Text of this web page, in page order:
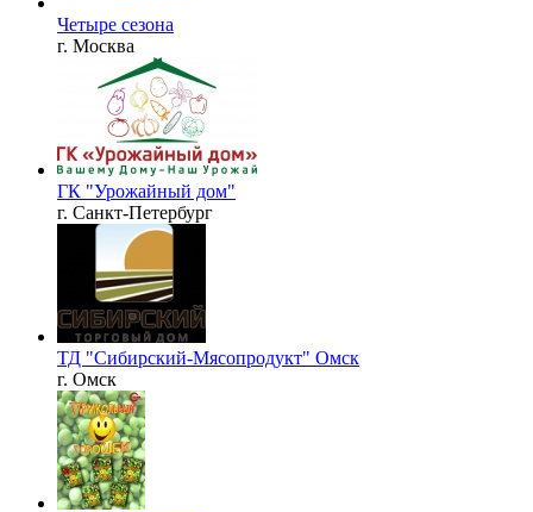
Четыре сезона
г. Москва
ГК "Урожайный дом"
г. Санкт-Петербург
ТД "Сибирский-Мясопродукт" Омск
г. Омск